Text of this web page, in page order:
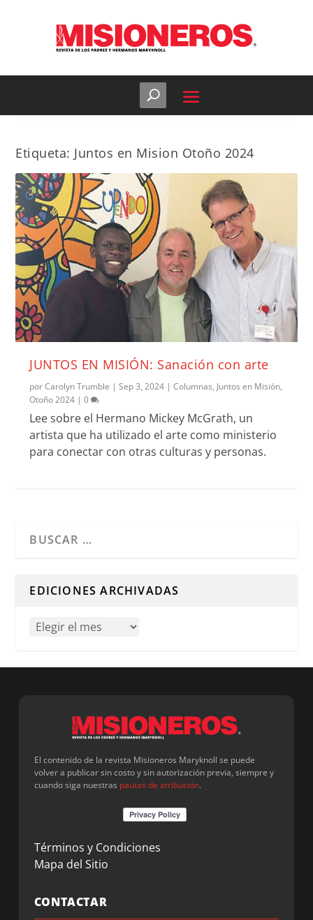
Etiqueta: Juntos en Mision Otoño 2024
JUNTOS EN MISIÓN: Sanación con arte
porCarolyn Trumble |Sep 3, 2024 |Columnas, Juntos en Misión,
Otoño 2024 |0
Lee sobre el Hermano Mickey McGrath, un
artista que ha utilizado el arte como ministerio
para conectar con otras culturas y personas.
EDICIONES ARCHIVADAS
El contenido de la revista Misioneros Maryknoll se puede
volver a publicar sin costo y sin autorización previa, siempre y
cuando siga nuestras pautas de atribución.
Términos y Condiciones
Mapa del Sitio
CONTACTAR